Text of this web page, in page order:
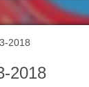
2018
2018
Schaatsen WK Allround